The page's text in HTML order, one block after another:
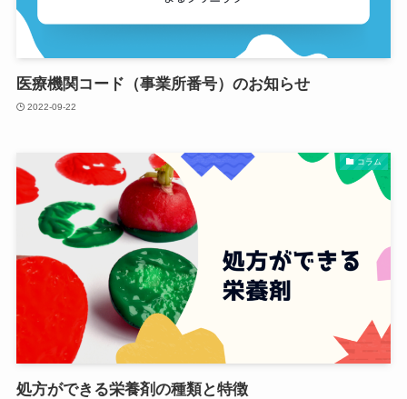
医療機関コード（事業所番号）のお知らせ
2022-09-22
コラム
処方ができる栄養剤の種類と特徴